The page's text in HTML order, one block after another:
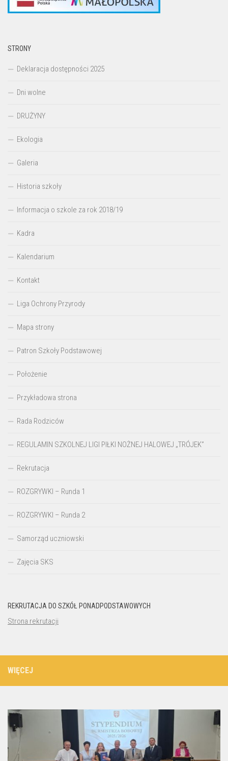
STRONY
Deklaracja dostępności 2025
Dni wolne
DRUŻYNY
Ekologia
Galeria
Historia szkoły
Informacja o szkole za rok 2018/19
Kadra
Kalendarium
Kontakt
Liga Ochrony Przyrody
Mapa strony
Patron Szkoły Podstawowej
Położenie
Przykładowa strona
Rada Rodziców
REGULAMIN SZKOLNEJ LIGI PIŁKI NOŻNEJ HALOWEJ „TRÓJEK”
Rekrutacja
ROZGRYWKI – Runda 1
ROZGRYWKI – Runda 2
Samorząd uczniowski
Zajęcia SKS
REKRUTACJA DO SZKÓŁ PONADPODSTAWOWYCH
Strona rekrutacji
WIĘCEJ